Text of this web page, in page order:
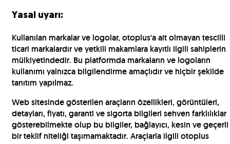
Yasal uyarı:
Kullanılan markalar ve logolar, otoplus'a ait olmayan tescilli
ticari markalardır ve yetkili makamlara kayıtlı ilgili sahiplerin
mülkiyetindedir. Bu platformda markaların ve logoların
kullanımı yalnızca bilgilendirme amaçlıdır ve hiçbir şekilde
tanıtım yapılmaz.
Web sitesinde gösterilen araçların özellikleri, görüntüleri,
detayları, fiyatı, garanti ve sigorta bilgileri sehven farklılıklar
gösterebilmekte olup bu bilgiler, bağlayıcı, kesin ve geçerli
bir teklif niteliği taşımamaktadır. Araçlarla ilgili otoplus